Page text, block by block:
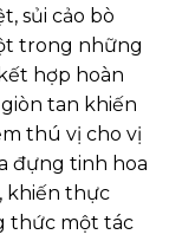
sủi cảo bò
trong những
hợp hoàn
tan khiến
thú vị cho vị
đựng tinh hoa
khiến thực
thức một tác